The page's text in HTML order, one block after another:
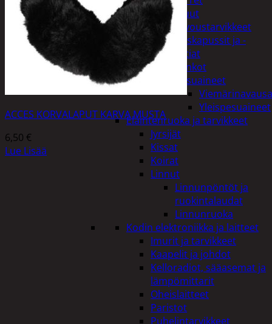
Muut
siivoustarvikkeet
Roskapussit ja -
astiat
Sankot
Pesuaineet
Yleispesuaineet
Eläintenruoka ja tarvikkeet
Jyrsijät
Kissat
Koirat
Linnut
Linnunpöntöt ja
ruokintalaudat
Linnunruoka
Kodin elektroniikka ja laitteet
Imurit ja tarvikkeet
Kaapelit ja johdot
Kelloradiot, sääasemat ja
lämpömittarit
Oheislaitteet
Paristot
Puhelintarvikkeet
ACCES KORVALAPUT KARVA MUSTA
6,50 €
Lue Lisää